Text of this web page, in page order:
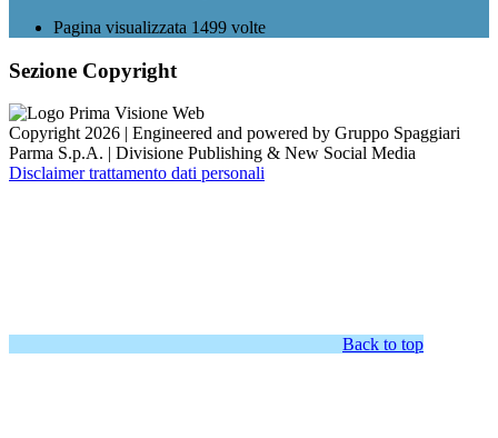
Pagina visualizzata 1499 volte
Sezione Copyright
Copyright 2026 | Engineered and powered by Gruppo Spaggiari
Parma S.p.A. | Divisione Publishing & New Social Media
Disclaimer trattamento dati personali
Back to top